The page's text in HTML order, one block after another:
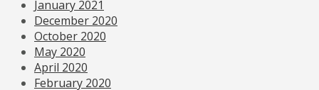
January 2021
December 2020
October 2020
May 2020
April 2020
February 2020